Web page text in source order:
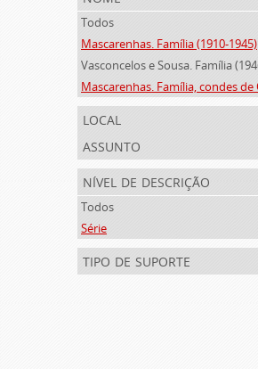
Todos
Mascarenhas. Família (1910-1945)
local
assunto
nível de descrição
Todos
Série
tipo de suporte